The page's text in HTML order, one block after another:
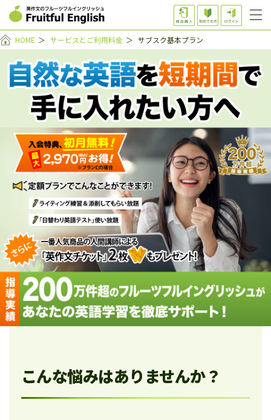
HOME ＞ サービスとご利用料金 ＞ サブスク基本プラン
こんな悩みはありませんか？